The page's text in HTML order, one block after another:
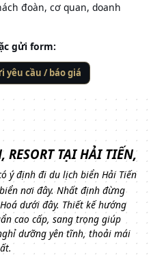
đoàn, cơ quan, doanh
gửi form:
yêu cầu / báo giá
RESORT TẠI HẢI TIẾN,
ý định đi du lịch biển Hải Tiến
nơi đây. Nhất định đừng
dưới đây. Thiết kế hướng
cao cấp, sang trọng giúp
dưỡng yên tĩnh, thoải mái